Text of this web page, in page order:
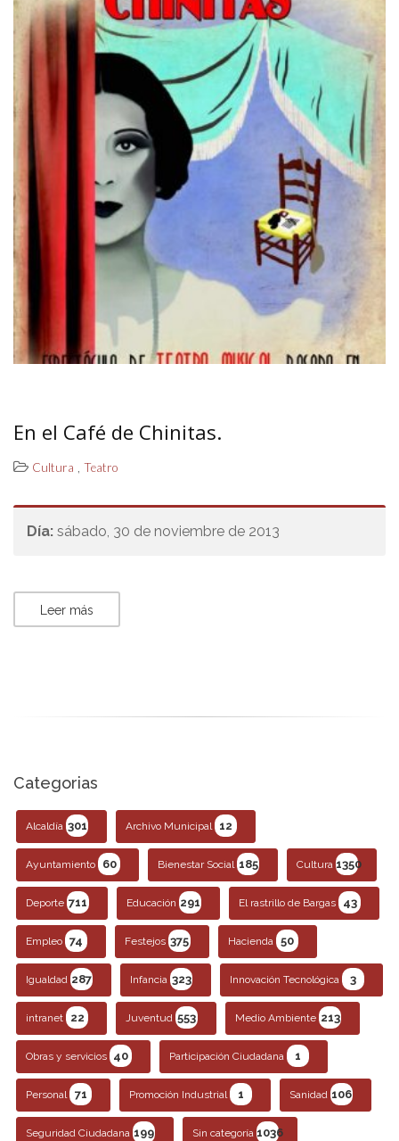
En el Café de Chinitas.
Cultura , Teatro
Día: sábado, 30 de noviembre de 2013
Leer más
Categorias
Alcaldía 301 Archivo Municipal 12
Ayuntamiento 60 Bienestar Social 185 Cultura 1350
Deporte 711 Educación 291 El rastrillo de Bargas 43
Empleo 74 Festejos 375 Hacienda 50
Igualdad 287 Infancia 323 Innovación Tecnológica 3
intranet 22 Juventud 553 Medio Ambiente 213
Obras y servicios 40 Participación Ciudadana 1
Personal 71 Promoción Industrial 1 Sanidad 106
Seguridad Ciudadana 199 Sin categoría 1036